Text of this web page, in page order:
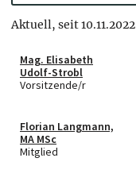
Aktuell, seit 10.11.2022
Mag. Elisabeth
Udolf-Strobl
Vorsitzende/r
Florian Langmann,
MA MSc
Mitglied